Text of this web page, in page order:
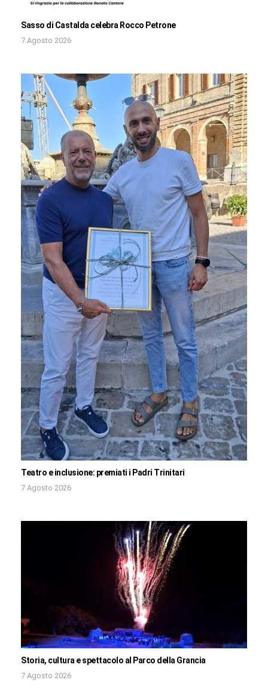
Sasso di Castalda celebra Rocco Petrone
7 Agosto 2026
Teatro e inclusione: premiati i Padri Trinitari
7 Agosto 2026
Storia, cultura e spettacolo al Parco della Grancia
7 Agosto 2026